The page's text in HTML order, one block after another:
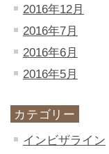
2016年12月
2016年7月
2016年6月
2016年5月
カテゴリー
インビザライン